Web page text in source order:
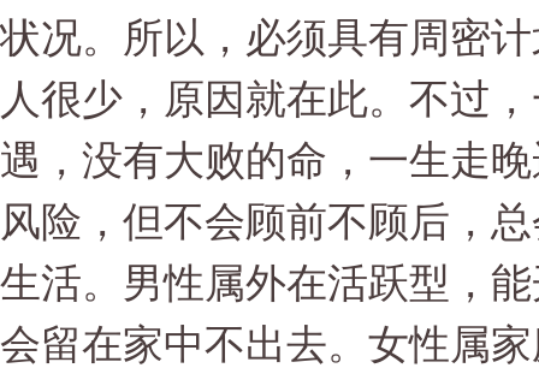
状况。所以，必须具有周密
人很少，原因就在此。不过
遇，没有大败的命，一生走
风险，但不会顾前不顾后，
生活。男性属外在活跃型，
会留在家中不出去。女性属